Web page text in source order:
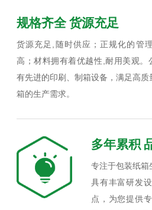
规格齐全 货源充足
货源充足,随时供应；正规化的管
高；材料拥有着优越性,耐用美观。
有先进的印刷、制箱设备，满足高质
箱的生产需求。
多年累积
专注于包装纸箱
具有丰富研发
点，为您提供